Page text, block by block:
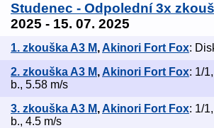
Studenec - Odpolední 3x
2025 - 15. 07. 2025
1. zkouška A3 M,Akinori Fort Fox:
2. zkouška A3 M, Akinori Fort Fox: 1/
b., 5.58 m/s
3. zkouška A3 M,Akinori Fort Fox: 1/
b., 4.5 m/s